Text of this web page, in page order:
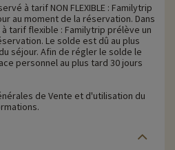
à tarif NON FLEXIBLE : Familytrip
au moment de la réservation. Dans
tarif flexible : Familytrip prélève un
Le solde est dû au plus
séjour. Afin de régler le solde le
personnel au plus tard 30 jours
de Vente et d'utilisation du